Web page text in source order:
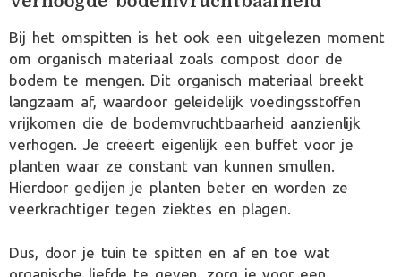
Bij het omspitten is het ook een uitgelezen moment
om organisch materiaal zoals compost door de
bodem te mengen. Dit organisch materiaal breekt
langzaam af, waardoor geleidelijk voedingsstoffen
vrijkomen die de bodemvruchtbaarheid aanzienlijk
verhogen. Je creëert eigenlijk een buffet voor je
planten waar ze constant van kunnen smullen.
Hierdoor gedijen je planten beter en worden ze
veerkrachtiger tegen ziektes en plagen.
Dus, door je tuin te spitten en af en toe wat